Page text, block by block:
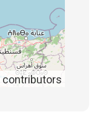
contributors